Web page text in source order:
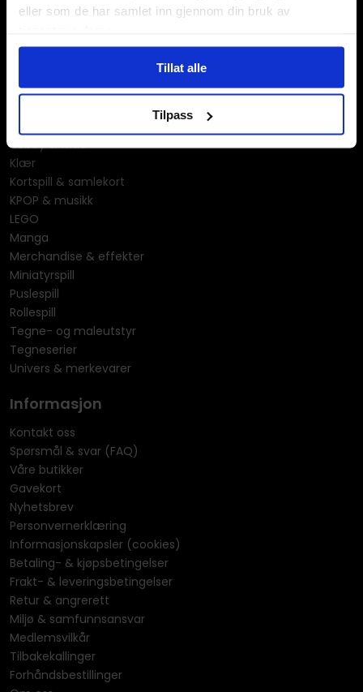
eller som de har samlet inn gjennom din bruk av
Tillat alle
Tilpass
Brettspill
Hobby & fritid
Klær
Kortspill & samlekort
KPOP & musikk
LEGO
Manga
Merchandise & effekter
Miniatyrspill
Puslespill
Rollespill
Tegne- og maleutstyr
Tegneserier
Univers & merkevarer
Informasjon
Kontakt oss
Spørsmål & svar (FAQ)
Våre butikker
Gavekort
Nyhetsbrev
Personvernerklæring
Informasjonskapsler (cookies)
Betaling- & kjøpsbetingelser
Frakt- & leveringsbetingelser
Retur & angrerett
Miljø & samfunnsansvar
Medlemsvilkår
Tilbakekallinger
Forhåndsbestillinger